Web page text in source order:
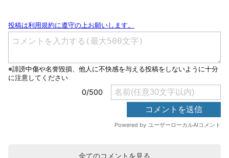
全てのコメントを見る